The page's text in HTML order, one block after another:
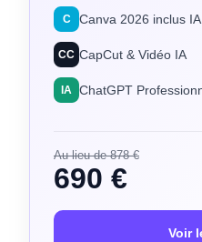
C Canva 2026 inclus IA
CC CapCut & Vidéo IA
IA ChatGPT
Au lieu de 878 €
690 €
Voir